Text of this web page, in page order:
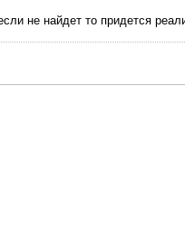
не найдет то придется